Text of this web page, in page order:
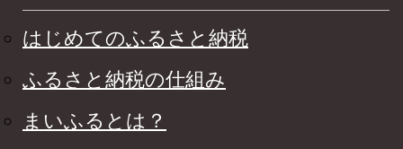
はじめてのふるさと納税
ふるさと納税の仕組み
まいふるとは？